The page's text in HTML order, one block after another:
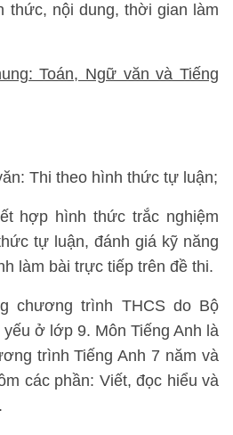
thức, nội dung, thời gian làm
Toán, Ngữ văn và Tiếng
Thi theo hình thức tự luận;
hợp hình thức trắc nghiệm
tự luận, đánh giá kỹ năng
làm bài trực tiếp trên đề thi.
chương trình THCS do Bộ
ở lớp 9. Môn Tiếng Anh là
trình Tiếng Anh 7 năm và
các phần: Viết, đọc hiểu và